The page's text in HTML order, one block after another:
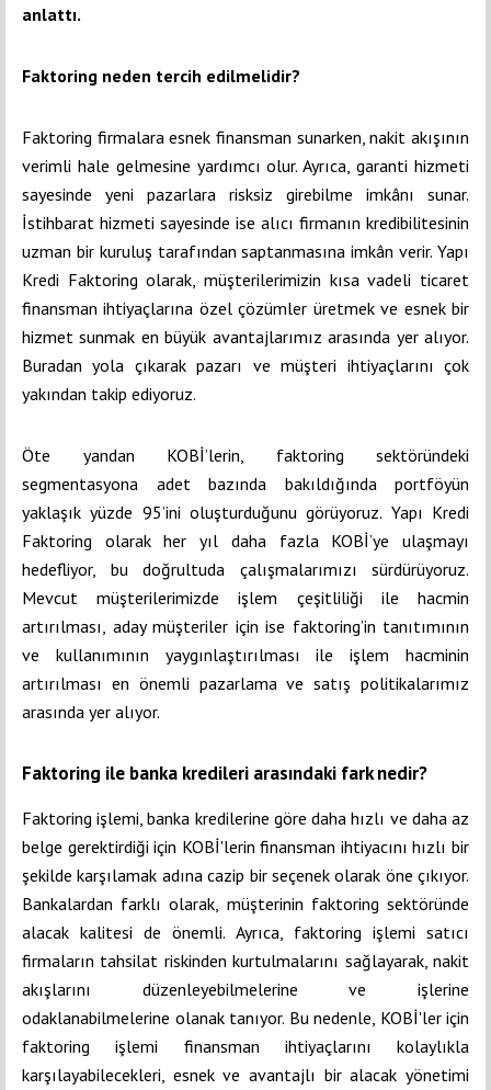
anlattı.
Faktoring neden tercih edilmelidir?
Faktoring firmalara esnek finansman sunarken, nakit akışının
verimli hale gelmesine yardımcı olur. Ayrıca, garanti hizmeti
sayesinde yeni pazarlara risksiz girebilme imkânı sunar.
İstihbarat hizmeti sayesinde ise alıcı firmanın kredibilitesinin
uzman bir kuruluş tarafından saptanmasına imkân verir. Yapı
Kredi Faktoring olarak, müşterilerimizin kısa vadeli ticaret
finansman ihtiyaçlarına özel çözümler üretmek ve esnek bir
hizmet sunmak en büyük avantajlarımız arasında yer alıyor.
Buradan yola çıkarak pazarı ve müşteri ihtiyaçlarını çok
yakından takip ediyoruz.
Öte yandan KOBİ’lerin, faktoring sektöründeki
segmentasyona adet bazında bakıldığında portföyün
yaklaşık yüzde 95’ini oluşturduğunu görüyoruz. Yapı Kredi
Faktoring olarak her yıl daha fazla KOBİ’ye ulaşmayı
hedefliyor, bu doğrultuda çalışmalarımızı sürdürüyoruz.
Mevcut müşterilerimizde işlem çeşitliliği ile hacmin
artırılması, aday müşteriler için ise faktoring’in tanıtımının
ve kullanımının yaygınlaştırılması ile işlem hacminin
artırılması en önemli pazarlama ve satış politikalarımız
arasında yer alıyor.
Faktoring ile banka kredileri arasındaki fark nedir?
Faktoring işlemi, banka kredilerine göre daha hızlı ve daha az
belge gerektirdiği için KOBİ'lerin finansman ihtiyacını hızlı bir
şekilde karşılamak adına cazip bir seçenek olarak öne çıkıyor.
Bankalardan farklı olarak, müşterinin faktoring sektöründe
alacak kalitesi de önemli. Ayrıca, faktoring işlemi satıcı
firmaların tahsilat riskinden kurtulmalarını sağlayarak, nakit
akışlarını düzenleyebilmelerine ve işlerine
odaklanabilmelerine olanak tanıyor. Bu nedenle, KOBİ'ler için
faktoring işlemi finansman ihtiyaçlarını kolaylıkla
karşılayabilecekleri, esnek ve avantajlı bir alacak yönetimi